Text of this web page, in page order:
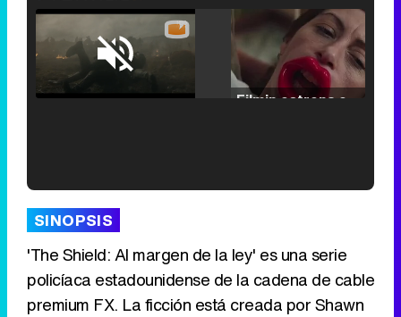
/
Loaded
:
25.30%
Tráiler de '33 días', la nueva serie de Atresplayer con Julián Villagrán y José Manuel Poga
SINOPSIS
'The Shield: Al margen de la ley' es una serie
policíaca estadounidense de la cadena de cable
premium FX. La ficción está creada por Shawn